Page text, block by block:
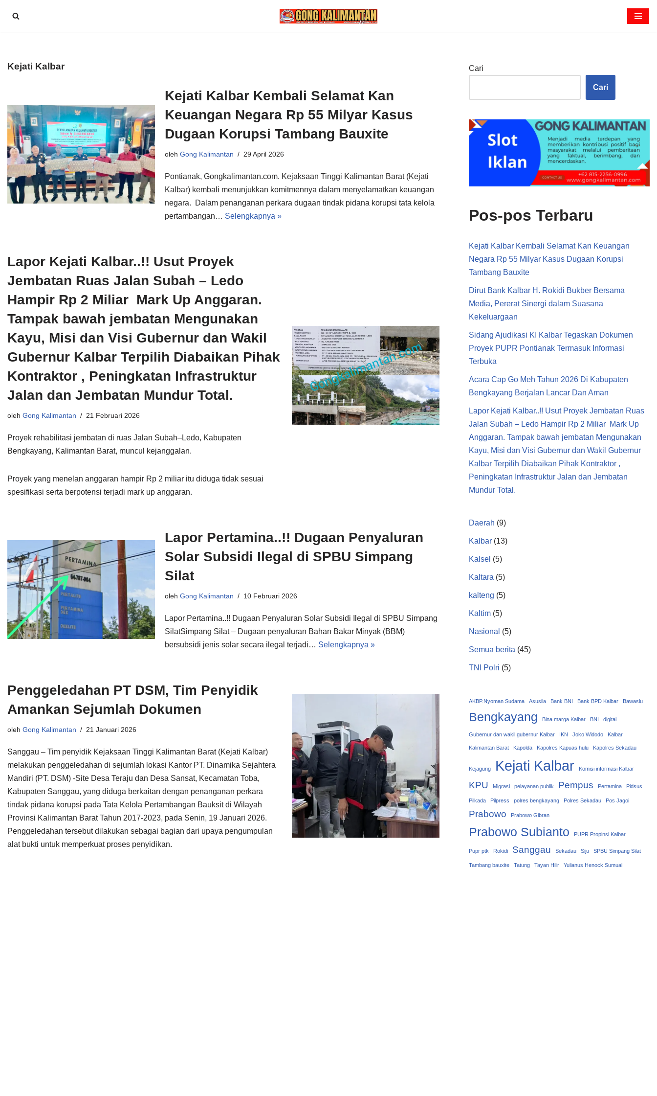
Kejati Kalbar
Kejati Kalbar Kembali Selamat Kan
Keuangan Negara Rp 55 Milyar Kasus
Dugaan Korupsi Tambang Bauxite
olehGong Kalimantan 29 April 2026
Pontianak, Gongkalimantan.com. Kejaksaan Tinggi Kalimantan Barat (Kejati
Kalbar) kembali menunjukkan komitmennya dalam menyelamatkan keuangan
negara. Dalam penanganan perkara dugaan tindak pidana korupsi tata kelola
pertambangan… Selengkapnya »
Lapor Kejati Kalbar..!! Usut Proyek
Jembatan Ruas Jalan Subah – Ledo
Hampir Rp 2 Miliar Mark Up Anggaran.
Tampak bawah jembatan Mengunakan
Kayu, Misi dan Visi Gubernur dan Wakil
Gubernur Kalbar Terpilih Diabaikan Pihak
Kontraktor , Peningkatan Infrastruktur
Jalan dan Jembatan Mundur Total.
oleh Gong Kalimantan 21 Februari 2026
Proyek rehabilitasi jembatan di ruas Jalan Subah–Ledo, Kabupaten
Bengkayang, Kalimantan Barat, muncul kejanggalan.
Proyek yang menelan anggaran hampir Rp 2 miliar itu diduga tidak sesuai
spesifikasi serta berpotensi terjadi mark up anggaran.
Lapor Pertamina..!! Dugaan Penyaluran
Solar Subsidi Ilegal di SPBU Simpang
Silat
olehGong Kalimantan 10 Februari 2026
Lapor Pertamina..!! Dugaan Penyaluran Solar Subsidi Ilegal di SPBU Simpang
SilatSimpang Silat – Dugaan penyaluran Bahan Bakar Minyak (BBM)
bersubsidi jenis solar secara ilegal terjadi… Selengkapnya »
Penggeledahan PT DSM, Tim Penyidik
Amankan Sejumlah Dokumen
oleh Gong Kalimantan 21 Januari 2026
Sanggau – Tim penyidik Kejaksaan Tinggi Kalimantan Barat (Kejati Kalbar)
melakukan penggeledahan di sejumlah lokasi Kantor PT. Dinamika Sejahtera
Mandiri (PT. DSM) -Site Desa Teraju dan Desa Sansat, Kecamatan Toba,
Kabupaten Sanggau, yang diduga berkaitan dengan penanganan perkara
tindak pidana korupsi pada Tata Kelola Pertambangan Bauksit di Wilayah
Provinsi Kalimantan Barat Tahun 2017-2023, pada Senin, 19 Januari 2026.
Penggeledahan tersebut dilakukan sebagai bagian dari upaya pengumpulan
alat bukti untuk memperkuat proses penyidikan.
Cari
Cari
Pos-pos Terbaru
Kejati Kalbar Kembali Selamat Kan Keuangan
Negara Rp 55 Milyar Kasus Dugaan Korupsi
Tambang Bauxite
Dirut Bank Kalbar H. Rokidi Bukber Bersama
Media, Pererat Sinergi dalam Suasana
Kekeluargaan
Sidang Ajudikasi KI Kalbar Tegaskan Dokumen
Proyek PUPR Pontianak Termasuk Informasi
Terbuka
Acara Cap Go Meh Tahun 2026 Di Kabupaten
Bengkayang Berjalan Lancar Dan Aman
Lapor Kejati Kalbar..!! Usut Proyek Jembatan Ruas
Jalan Subah – Ledo Hampir Rp 2 Miliar Mark Up
Anggaran. Tampak bawah jembatan Mengunakan
Kayu, Misi dan Visi Gubernur dan Wakil Gubernur
Kalbar Terpilih Diabaikan Pihak Kontraktor ,
Peningkatan Infrastruktur Jalan dan Jembatan
Mundur Total.
Daerah (9)
Kalbar(13)
Kalsel (5)
Kaltara (5)
kalteng (5)
Kaltim(5)
Nasional (5)
Semua berita (45)
TNI Polri (5)
AKBP.Nyoman Sudama Asusila Bank BNI Bank BPD Kalbar Bawaslu
Bengkayang Bina marga Kalbar BNI digital
Gubernur dan wakil gubernur Kalbar IKN Joko Widodo Kalbar
Kalimantan Barat Kapolda Kapolres Kapuas hulu Kapolres Sekadau
Kejagung Kejati Kalbar Komisi informasi Kalbar
KPU Migrasi pelayanan publik Pempus Pertamina Pidsus
Pilkada Pilpress polres bengkayang Polres Sekadau Pos Jagoi
Prabowo Prabowo Gibran
Prabowo Subianto PUPR Propinsi Kalbar
Pupr ptk Rokidi Sanggau Sekadau Siju SPBU Simpang Silat
Tambang bauxite Tatung Tayan Hilir Yulianus Henock Sumual